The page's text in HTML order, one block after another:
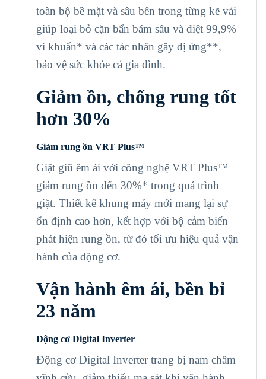
toàn bộ bề mặt và sâu bên trong từng kẽ vải
giúp loại bỏ cặn bẩn bám sâu và diệt 99,9%
vi khuẩn* và các tác nhân gây dị ứng**,
bảo vệ sức khỏe cả gia đình.
Giảm ồn, chống rung tốt
hơn 30%
Giảm rung ồn VRT Plus™
Giặt giũ êm ái với công nghệ VRT Plus™
giảm rung ồn đến 30%* trong quá trình
giặt. Thiết kế khung máy mới mang lại sự
ổn định cao hơn, kết hợp với bộ cảm biến
phát hiện rung ồn, từ đó tối ưu hiệu quả vận
hành của động cơ.
Vận hành êm ái, bền bỉ
23 năm
Động cơ Digital Inverter
Động cơ Digital Inverter trang bị nam châm